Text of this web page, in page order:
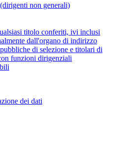
non generali)
titolo conferiti, ivi inclusi
dall'organo di indirizzo
di selezione e titolari di
funzioni dirigenziali
dei dati